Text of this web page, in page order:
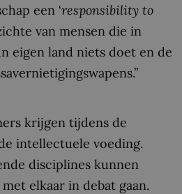
een ‘responsibility to
van mensen die in
eigen land niets doet en de
krijgen tijdens de
intellectuele voeding.
disciplines kunnen
elkaar in debat gaan.